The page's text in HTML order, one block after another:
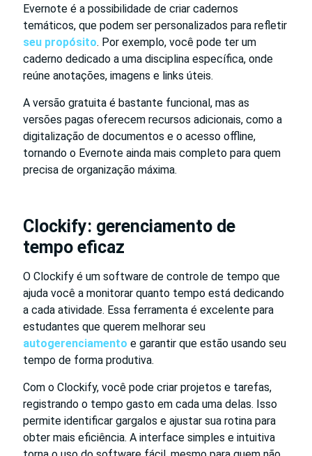
Evernote é a possibilidade de criar cadernos
temáticos, que podem ser personalizados para refletir
seu propósito. Por exemplo, você pode ter um
caderno dedicado a uma disciplina específica, onde
reúne anotações, imagens e links úteis.
A versão gratuita é bastante funcional, mas as
versões pagas oferecem recursos adicionais, como a
digitalização de documentos e o acesso offline,
tornando o Evernote ainda mais completo para quem
precisa de organização máxima.
Clockify: gerenciamento de
tempo eficaz
O Clockify é um software de controle de tempo que
ajuda você a monitorar quanto tempo está dedicando
a cada atividade. Essa ferramenta é excelente para
estudantes que querem melhorar seu
autogerenciamento e garantir que estão usando seu
tempo de forma produtiva.
Com o Clockify, você pode criar projetos e tarefas,
registrando o tempo gasto em cada uma delas. Isso
permite identificar gargalos e ajustar sua rotina para
obter mais eficiência. A interface simples e intuitiva